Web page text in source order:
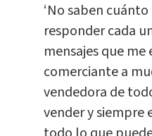
‘No saben
responder cada
mensajes que
comerciante a
vendedora de
vender y siempre